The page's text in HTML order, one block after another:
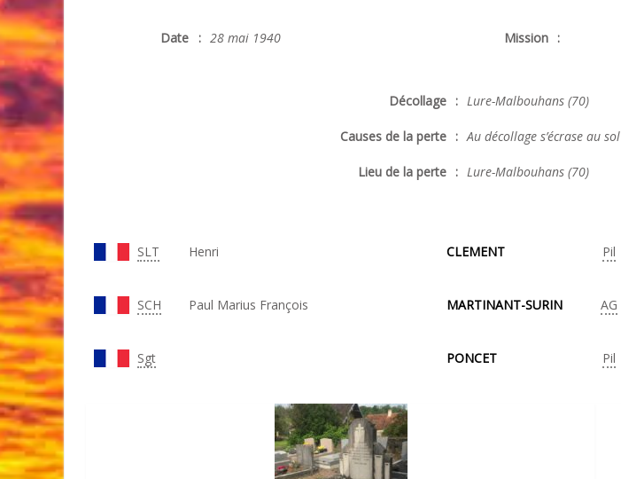
Date : 28 mai 1940 Mission :
Décollage : Lure-Malbouhans (70)
Causes de la perte : Au décollage s’écrase au sol
Lieu de la perte : Lure-Malbouhans (70)
SLT Henri CLEMENT Pil
SCH Paul Marius François MARTINANT-SURIN AG
Sgt PONCET Pil